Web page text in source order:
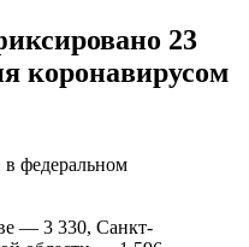
23
коронавирусом
федеральном
— 3 330, Санкт-